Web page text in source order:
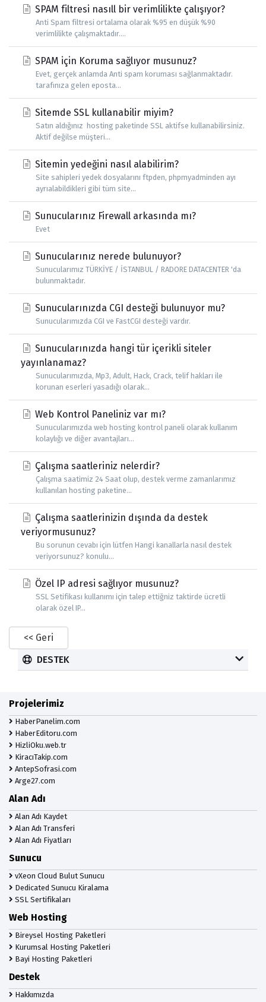
SPAM filtresi nasıll bir verimlilikte çalışıyor?
Anti Spam filtresi ortalama olarak %95 en düşük %90
verimlilikte çalışmaktadır....
SPAM için Koruma sağlıyor musunuz?
Evet, gerçek anlamda Anti spam koruması sağlanmaktadır.
tarafınıza gelen eposta...
Sitemde SSL kullanabilir miyim?
Satın aldığınız hosting paketinde SSL aktifse kullanabilirsiniz.
Aktif değilse müşteri...
Sitemin yedeğini nasıl alabilirim?
Site sahipleri yedek dosyalarını ftpden, phpmyadminden ayı
ayrıalabildikleri gibi tüm site...
Sunucularınız Firewall arkasında mı?
Evet
Sunucularınız nerede bulunuyor?
Sunucularımız TÜRKİYE / İSTANBUL / RADORE DATACENTER 'da
bulunmaktadır.
Sunucularınızda CGI desteği bulunuyor mu?
Sunucularımızda CGI ve FastCGI desteği vardır.
Sunucularınızda hangi tür içerikli siteler
yayınlanamaz?
Sunucularımızda, Mp3, Adult, Hack, Crack, telif hakları ile
korunan eserleri yasadığı olarak...
Web Kontrol Paneliniz var mı?
Sunucularımızda web hosting kontrol paneli olarak kullanım
kolaylığı ve diğer avantajları...
Çalışma saatleriniz nelerdir?
Çalışma saatimiz 24 Saat olup, destek verme zamanlarımız
kullanılan hosting paketine...
Çalışma saatlerinizin dışında da destek
veriyormusunuz?
Bu sorunun cevabı için lütfen Hangi kanallarla nasıl destek
veriyorsunuz? konulu...
Özel IP adresi sağlıyor musunuz?
SSL Setifikası kullanımı için talep ettiğniz taktirde ücretli
olarak özel IP...
<< Geri
DESTEK
Projelerimiz
HaberPanelim.com
HaberEditoru.com
HizliOku.web.tr
KiracıTakip.com
AntepSofrasi.com
Arge27.com
Alan Adı
Alan Adı Kaydet
Alan Adı Transferi
Alan Adı Fiyatları
Sunucu
vXeon Cloud Bulut Sunucu
Dedicated Sunucu Kiralama
SSL Sertifikaları
Web Hosting
Bireysel Hosting Paketleri
Kurumsal Hosting Paketleri
Bayi Hosting Paketleri
Destek
Hakkımızda